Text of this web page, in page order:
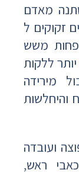
מאדם
זקוקים ל
פחות משש
ללקות
מירידה
והיחלשות
ועובדה
ראש,